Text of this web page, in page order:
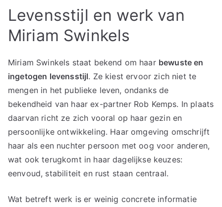
Levensstijl en werk van
Miriam Swinkels
Miriam Swinkels staat bekend om haar bewuste en
ingetogen levensstijl. Ze kiest ervoor zich niet te
mengen in het publieke leven, ondanks de
bekendheid van haar ex-partner Rob Kemps. In plaats
daarvan richt ze zich vooral op haar gezin en
persoonlijke ontwikkeling. Haar omgeving omschrijft
haar als een nuchter persoon met oog voor anderen,
wat ook terugkomt in haar dagelijkse keuzes:
eenvoud, stabiliteit en rust staan centraal.
Wat betreft werk is er weinig concrete informatie